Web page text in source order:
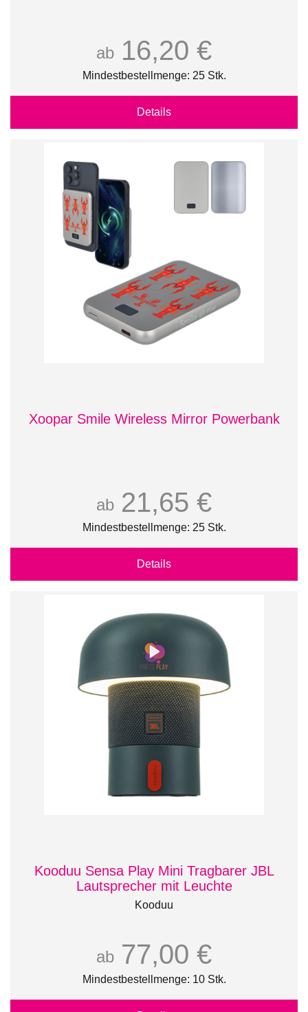
ab 16,20 €
Mindestbestellmenge: 25 Stk.
Details
Xoopar Smile Wireless Mirror Powerbank
ab 21,65 €
Mindestbestellmenge: 25 Stk.
Details
Kooduu Sensa Play Mini Tragbarer JBL
Lautsprecher mit Leuchte
Kooduu
ab 77,00 €
Mindestbestellmenge: 10 Stk.